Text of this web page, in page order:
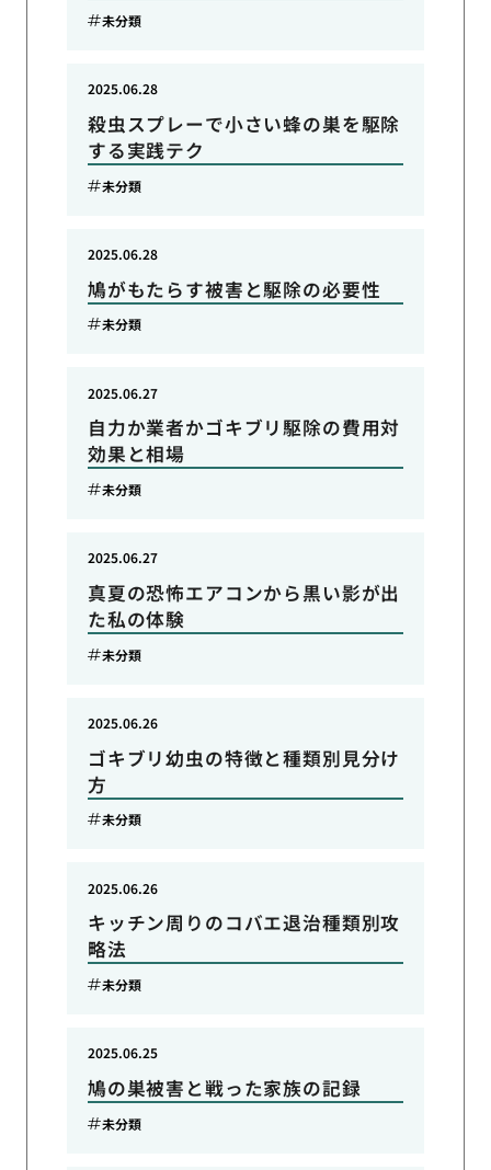
未分類
殺虫スプレーで小さい蜂の巣を駆除
する実践テク
2025.06.28
未分類
鳩がもたらす被害と駆除の必要性
2025.06.28
未分類
自力か業者かゴキブリ駆除の費用対
効果と相場
2025.06.27
未分類
真夏の恐怖エアコンから黒い影が出
た私の体験
2025.06.27
未分類
ゴキブリ幼虫の特徴と種類別見分け
方
2025.06.26
未分類
キッチン周りのコバエ退治種類別攻
略法
2025.06.26
未分類
鳩の巣被害と戦った家族の記録
2025.06.25
未分類